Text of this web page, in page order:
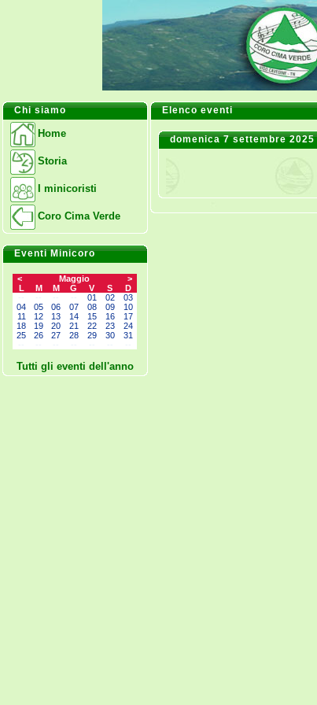
Chi siamo
Home
Storia
I minicoristi
Coro Cima Verde
Eventi Minicoro
< Maggio
>
L
M M G V S
D
01 02
03
04
05 06 07 08 09
10
11
12 13 14 15 16
17
18
19 20 21 22 23
24
25
26 27 28 29 30
31
Tutti gli eventi dell'anno
Elenco eventi
domenica 7 settembre 2025